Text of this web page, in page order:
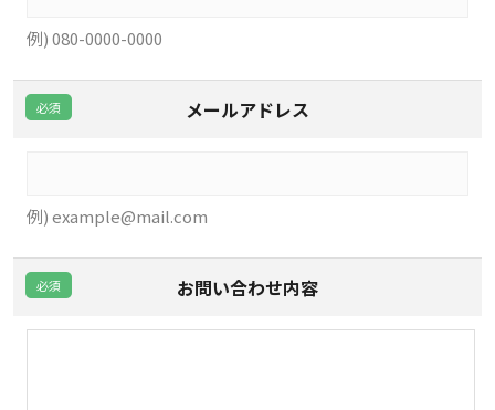
例) 080-0000-0000
メールアドレス
例) example@mail.com
お問い合わせ内容